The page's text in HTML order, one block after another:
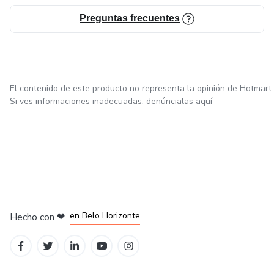
🌱 Sí es para quienes quieren escuchar, validar y expandir
esas palabras que parecen repetidas, pero que son la
puerta a un mundo único.
Preguntas frecuentes
El contenido de este producto no representa la opinión de Hotmart.
Si ves informaciones inadecuadas, denúncialas aquí
Hecho con ❤ en Belo Horizonte